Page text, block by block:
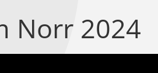
Norr 2024